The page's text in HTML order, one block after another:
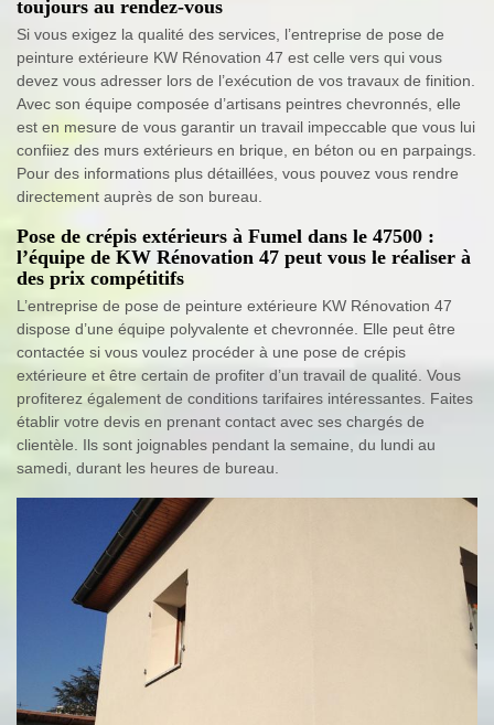
toujours au rendez-vous
Si vous exigez la qualité des services, l’entreprise de pose de
peinture extérieure KW Rénovation 47 est celle vers qui vous
devez vous adresser lors de l’exécution de vos travaux de finition.
Avec son équipe composée d’artisans peintres chevronnés, elle
est en mesure de vous garantir un travail impeccable que vous lui
confiiez des murs extérieurs en brique, en béton ou en parpaings.
Pour des informations plus détaillées, vous pouvez vous rendre
directement auprès de son bureau.
Pose de crépis extérieurs à Fumel dans le 47500 :
l’équipe de KW Rénovation 47 peut vous le réaliser à
des prix compétitifs
L’entreprise de pose de peinture extérieure KW Rénovation 47
dispose d’une équipe polyvalente et chevronnée. Elle peut être
contactée si vous voulez procéder à une pose de crépis
extérieure et être certain de profiter d’un travail de qualité. Vous
profiterez également de conditions tarifaires intéressantes. Faites
établir votre devis en prenant contact avec ses chargés de
clientèle. Ils sont joignables pendant la semaine, du lundi au
samedi, durant les heures de bureau.